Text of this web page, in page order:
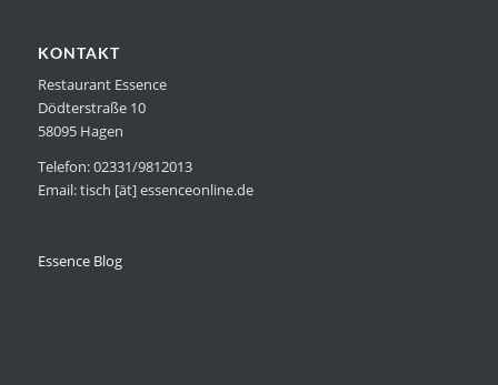
KONTAKT
Restaurant Essence
Dödterstraße 10
58095 Hagen
Telefon: 02331/9812013
Email: tisch [ät] essenceonline.de
Essence Blog